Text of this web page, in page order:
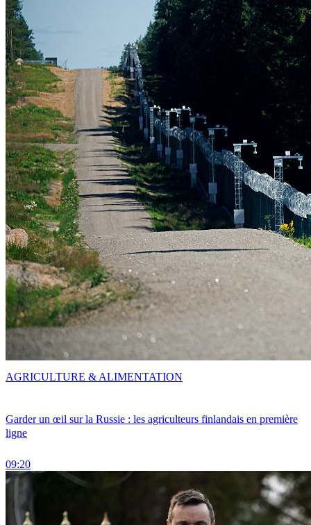
Garder un œil sur la Russie : les agriculteurs finlandais en première
ligne
09:20
AGRICULTURE & ALIMENTATION